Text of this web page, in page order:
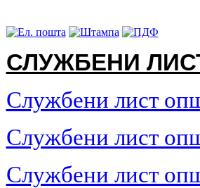
СЛУЖБЕНИ
Службени лист
Службени лист
Службени лист